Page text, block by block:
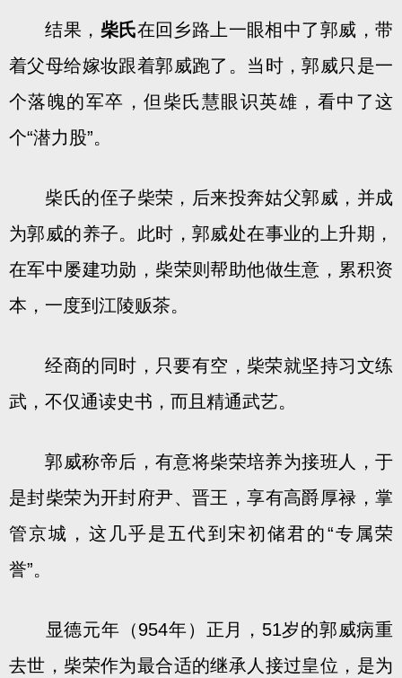
结果， 柴氏在回乡路上一眼相中了郭威，带
着父母给嫁妆跟着郭威跑了。当时，郭威只是一
个落魄的军卒，但柴氏慧眼识英雄，看中了这
个“潜力股”。
柴氏的侄子柴荣，后来投奔姑父郭威，并成
为郭威的养子。此时，郭威处在事业的上升期，
在军中屡建功勋，柴荣则帮助他做生意，累积资
本，一度到江陵贩茶。
经商的同时，只要有空，柴荣就坚持习文练
武，不仅通读史书，而且精通武艺。
郭威称帝后，有意将柴荣培养为接班人，于
是封柴荣为开封府尹、晋王，享有高爵厚禄，掌
管京城，这几乎是五代到宋初储君的“专属荣
誉”。
显德元年（954年）正月，51岁的郭威病重
去世，柴荣作为最合适的继承人接过皇位，是为